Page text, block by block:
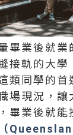
畢業後就業
接軌的大學
類同學的首
場現況，讓
畢業後就能